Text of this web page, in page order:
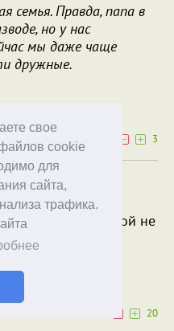
свое
cookie
для
сайта,
трафика.
семья. Правда, папа в
но у нас
мы даже чаще
дружные.
3
нас везут?
вообще политикой не
20